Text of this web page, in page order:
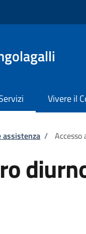
Vivere il
assistenza / Accesso